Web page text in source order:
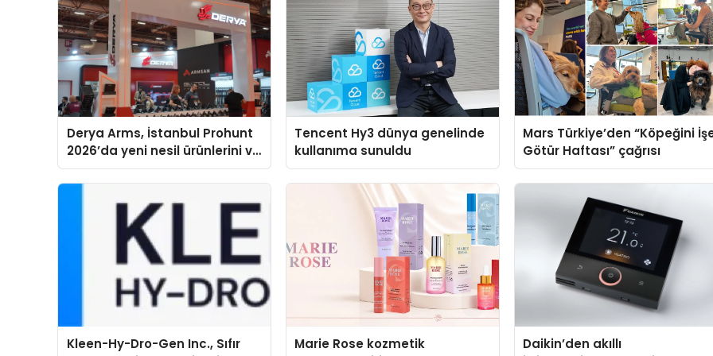
Derya Arms, İstanbul Prohunt
2026’da yeni nesil ürünlerini ve
global marka vizyonunu
sergiledi
Tencent Hy3 dünya genelinde
kullanıma sunuldu
Mars Türkiye’den “Köpeğini
Götür Haftası” çağrısı
Kleen-Hy-Dro-Gen Inc., Sıfır
Marie Rose kozmetik
Daikin’den akıllı